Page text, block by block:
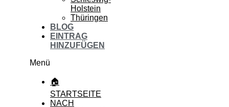
Holstein
Thüringen
BLOG
EINTRAG
HINZUFÜGEN
Menü
🏠
STARTSEITE
NACH